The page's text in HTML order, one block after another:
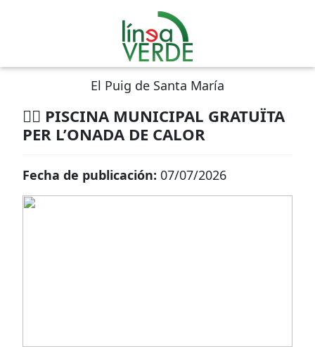
El Puig de Santa María
🏊‍♀️ PISCINA MUNICIPAL GRATUÏTA
PER L’ONADA DE CALOR
Fecha de publicación: 07/07/2026